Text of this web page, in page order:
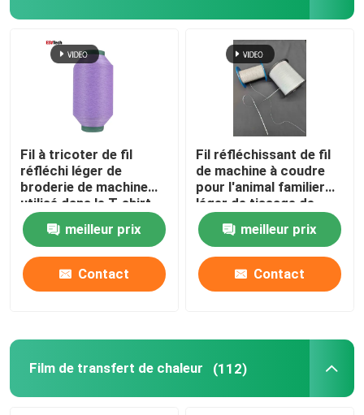
Fil à tricoter de fil
réfléchi léger de
broderie de machine
utilisé dans le T-shirt
Logo Clothing Red
Green meilleur prix
Contact
Fil réfléchissant de fil
de machine à coudre
pour l'animal familier
léger de tissage de
lueur de tissu de
vêtements de broderie
meilleur prix
Contact
Film de transfert de chaleur (112)